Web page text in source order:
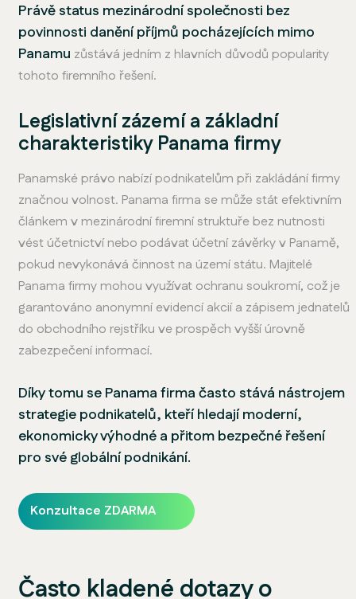
Právě status mezinárodní společnosti bez
povinnosti danění příjmů pocházejících mimo
Panamu zůstává jedním z hlavních důvodů popularity
tohoto firemního řešení.
Legislativní zázemí a základní
charakteristiky Panama firmy
Panamské právo nabízí podnikatelům při zakládání firmy
značnou volnost. Panama firma se může stát efektivním
článkem v mezinárodní firemní struktuře bez nutnosti
vést účetnictví nebo podávat účetní závěrky v Panamě,
pokud nevykonává činnost na území státu. Majitelé
Panama firmy mohou využívat ochranu soukromí, což je
garantováno anonymní evidencí akcií a zápisem jednatelů
do obchodního rejstříku ve prospěch vyšší úrovně
zabezpečení informací.
Díky tomu se Panama firma často stává nástrojem
strategie podnikatelů, kteří hledají moderní,
ekonomicky výhodné a přitom bezpečné řešení
pro své globální podnikání.
Konzultace ZDARMA
Často kladené dotazy o